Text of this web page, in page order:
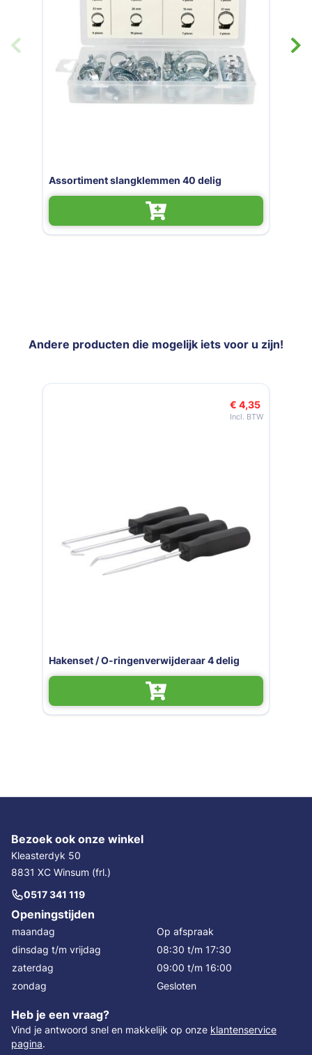
Assortiment doorvoerringen 180
Andere producten die mogelijk iets voor u zijn!
Navigeren door de elementen van de carrousel is mogelijk met
Druk om carrousel over te slaan
€ 4,35
Hakenset / O-ringenverwijderaar 4 delig
Bezoek ook onze winkel
Kleasterdyk 50
8831 XC Winsum (frl.)
0517 341 119
Openingstijden
maandag
Op afspraak
dinsdag t/m vrijdag
08:30 t/m 17:30
zaterdag
09:00 t/m 16:00
zondag
Gesloten
Heb je een vraag?
Vind je antwoord snel en makkelijk op onze klantenservice
pagina.